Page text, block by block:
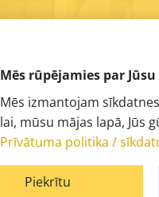
Mēs rūpējamies par
Mēs izmantojam
lai, mūsu mājas lapā, Jūs
Prīvātuma politika /
Piekrītu